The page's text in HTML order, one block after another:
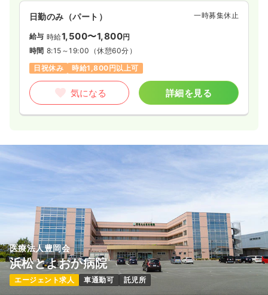
日勤のみ（パート） 一時募集休止
給与 時給1,500〜1,800円
時間 8:15～19:00 （休憩60分）
日祝休み
時給1,800円以上可
気になる 詳細を見る
医療法人豊岡会
浜松とよおか病院
エージェント求人 車通勤可 託児所